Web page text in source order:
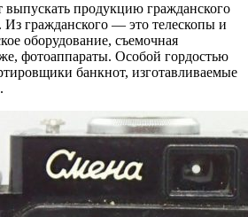
выпускать продукцию гражданского
Из гражданского — это телескопы и
оборудование, съемочная
фотоаппараты. Особой гордостью
банкнот, изготавливаемые